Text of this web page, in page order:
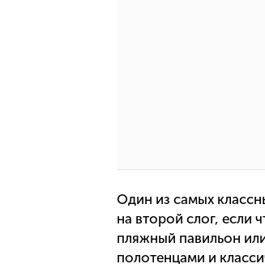
Один из самых
на второй слог, если
пляжный павильон
полотенцами и